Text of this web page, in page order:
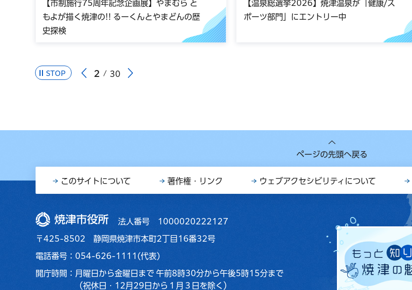
STOP 2 30
【市制施行75周年記念企画展】やまむら と
もよが描く焼津の!! るーくんとやまどんの歴
史探検
【温泉総選挙2026】焼津温泉が「健康/ス
ポーツ部門」にエントリー中
ページの先頭へ戻る
このサイトについて 著作権・リンク ウェブアクセシビリティについて
焼津市役所 法人番号 1000020222127
〒425-8502 静岡県焼津市本町2丁目16番32号
電話番号：054-626-1111(代表)
開庁時間： 月曜日から金曜日まで 午前8時30分から午後5時15分まで
（祝休日・12月29日から１月３日を除く）